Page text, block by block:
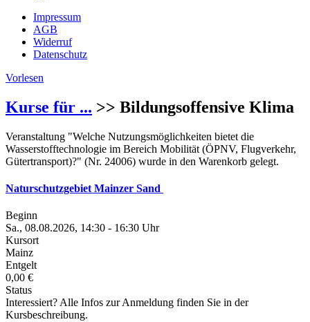
Impressum
AGB
Widerruf
Datenschutz
Vorlesen
Kurse für ... >> Bildungsoffensive Klima
Veranstaltung "Welche Nutzungsmöglichkeiten bietet die
Wasserstofftechnologie im Bereich Mobilität (ÖPNV, Flugverkehr,
Gütertransport)?" (Nr. 24006) wurde in den Warenkorb gelegt.
Naturschutzgebiet Mainzer Sand
Beginn
Sa., 08.08.2026, 14:30 - 16:30 Uhr
Kursort
Mainz
Entgelt
0,00 €
Status
Interessiert? Alle Infos zur Anmeldung finden Sie in der
Kursbeschreibung.